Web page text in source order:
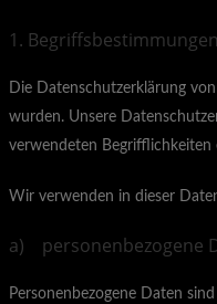
1. Begriffsbestimmungen
Die Datenschutzerklärung
wurden. Unsere
verwendeten Begrifflichkeiten
Wir verwenden in dieser
a) personenbezogene
Personenbezogene Daten